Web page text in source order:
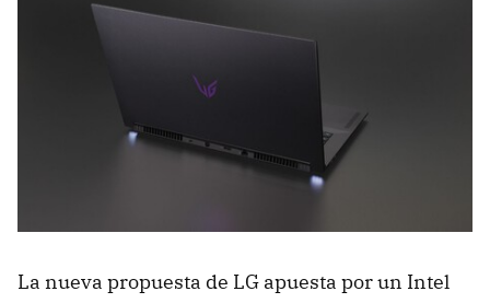
La nueva propuesta de LG apuesta por un Intel